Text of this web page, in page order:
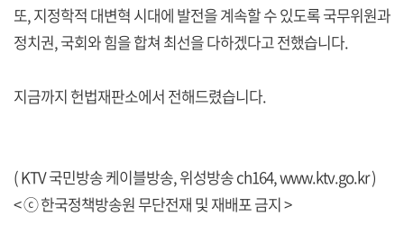
또, 지정학적 대변혁 시대에 발전을 계속할 수 있도록 국무위원과
정치권, 국회와 힘을 합쳐 최선을 다하겠다고 전했습니다.
지금까지 헌법재판소에서 전해드렸습니다.
( KTV 국민방송 케이블방송, 위성방송 ch164,www.ktv.go.kr)
< ⓒ 한국정책방송원 무단전재 및 재배포 금지 >